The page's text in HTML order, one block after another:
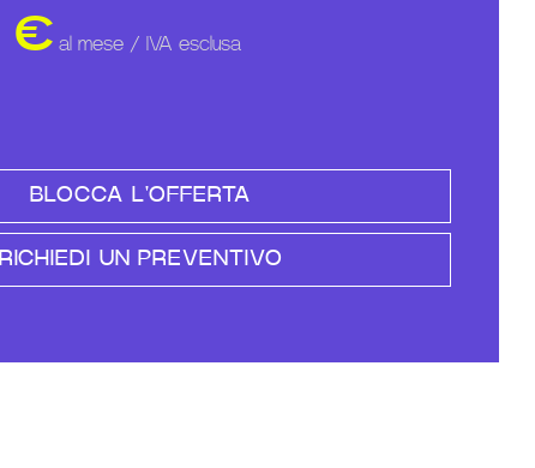
€ al mese / IVA esclusa
BLOCCA L'OFFERTA
RICHIEDI UN PREVENTIVO